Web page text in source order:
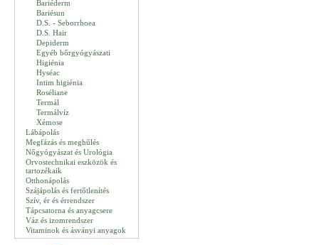
Bariéderm
Bariésun
D.S. - Seborrhoea
D.S. Hair
Depiderm
Egyéb bőrgyógyászati
Higiénia
Hyséac
Intim higiénia
Roséliane
Termál
Termálvíz
Xémose
Lábápolás
Megfázás és meghűlés
Nőgyógyászat és Urológia
Orvostechnikai eszközök és
tartozékaik
Otthonápolás
Szájápolás és fertőtlenítés
Szív, ér és érrendszer
Tápcsatorna és anyagcsere
Váz és izomrendszer
Vitaminok és ásványi anyagok